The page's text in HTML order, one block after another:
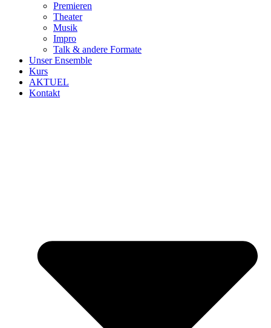
Premieren
Theater
Musik
Impro
Talk & andere Formate
Unser Ensemble
Kurs
AKTUEL
Kontakt